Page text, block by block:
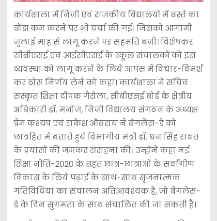
कार्यशाला में निजी एवं राजकीय विद्यालयों में बस्ते का
बोझ कम करने पर भी चर्चा की गई। जिसको आगामी
जुलाई माह से लागू करने पर सहमति बनी। विशेषकर
सीबीएसई एवं आईसीएसई के स्कूल संचालकों को इस
व्यवस्था को लागू करने के लिये आपस में विचार-विमर्श
कर ठोस निर्णय लेने को कहा। कार्यशाला में सचिव
संस्कृत शिक्षा दीपक गैरोला, सीबीएसई बोर्ड के क्षेत्रीय
अधिकारी डॉ. मनोज, निजी विद्यालय संगठन के अध्यक्ष
प्रेम कश्यप एवं राकेश ऑबराय ने बैगलेस-डे को
छात्रहित में बताते हुये विभागीय मंत्री डॉ. धन सिंह रावत
के प्रयासों की जमकर सराहना की। उन्होंने कहा नई
शिक्षा नीति-2020 के तहत छात्र-छात्राओं के सर्वांगीण
विकास के लिये पढ़ाई के साथ-साथ सृजनात्मक
गतिविधियां का संचालन अतिआवश्यक है, जो बैगलेस-
डे के दिन सुगमता के साथ संचालित की जा सकती है।